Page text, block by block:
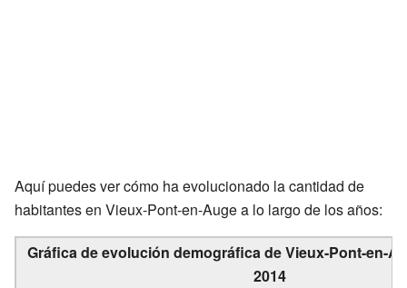
Aquí puedes ver cómo ha evolucionado la cantidad de
habitantes en Vieux-Pont-en-Auge a lo largo de los años:
Gráfica de evolución demográfica de Vieux-Pont-en-
2014